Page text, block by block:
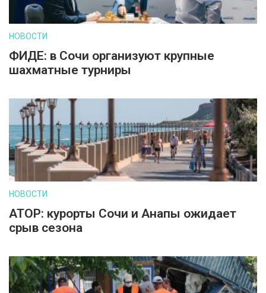
НОВОСТИ
ФИДЕ: в Сочи организуют крупные
шахматные турниры
НОВОСТИ
АТОР: курорты Сочи и Анапы ожидает
срыв сезона